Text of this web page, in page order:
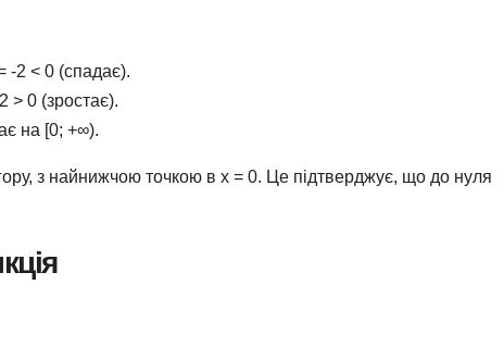
-2 < 0 (спадає).
> 0 (зростає).
на [0; +∞).
з найнижчою точкою в x = 0. Це підтверджує, що до нуля